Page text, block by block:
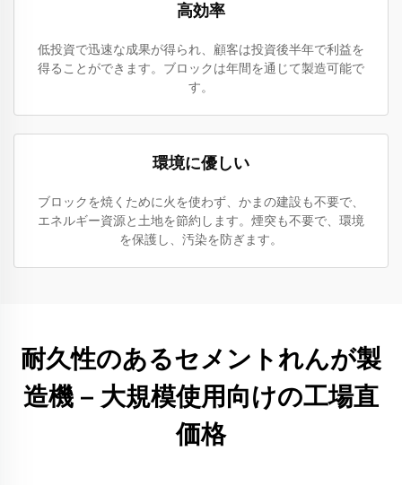
高効率
低投資で迅速な成果が得られ、顧客は投資後半年で利益を
得ることができます。ブロックは年間を通じて製造可能で
す。
環境に優しい
ブロックを焼くために火を使わず、かまの建設も不要で、
エネルギー資源と土地を節約します。煙突も不要で、環境
を保護し、汚染を防ぎます。
耐久性のあるセメントれんが製
造機 – 大規模使用向けの工場直
価格